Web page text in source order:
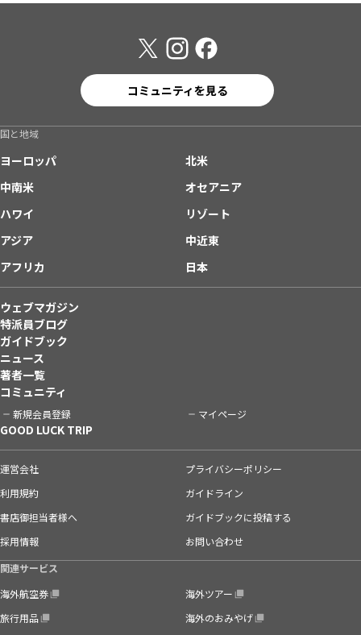
コミュニティを見る
国と地域
ヨーロッパ
北米
中南米
オセアニア
ハワイ
リゾート
アジア
中近東
アフリカ
日本
ウェブマガジン
特派員ブログ
ガイドブック
ニュース
著者一覧
コミュニティ
新規会員登録 マイページ
GOOD LUCK TRIP
運営会社
プライバシーポリシー
利用規約
ガイドライン
書店御担当者様へ
ガイドブックに投稿する
採用情報
お問い合わせ
関連サービス
海外航空券
海外ツアー
旅行用品
海外のおみやげ